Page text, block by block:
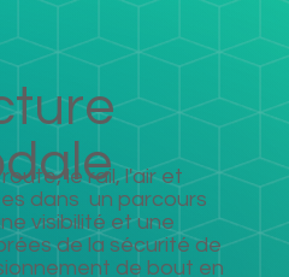
le rail, l'air et
dans un parcours
visibilité et une
de la sécurité de
de bout en